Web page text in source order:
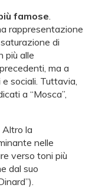
famose
rappresentazione
di
più alle
ma a
sociali. Tuttavia,
a “Mosca”,
Altro la
nelle
verso toni più
dal suo